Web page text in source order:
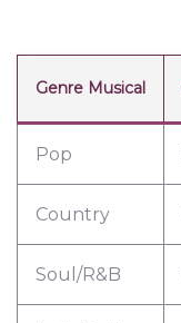
Genre Musical
Pop
Country
Soul/R&B